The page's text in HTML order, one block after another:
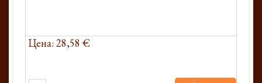
Цена: 28,58 €